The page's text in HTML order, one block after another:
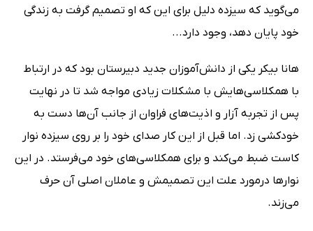
می‌گوید که سیزده دلیل برای این که او تصمیم گرفت به زندگی
خود پایان دهد، وجود دارد...
هانا بیکر یکی از دانش‌آموزان جدید دبیرستان بود که در ارتباط
با همکلاسی‌هایش با مشکلات زیادی مواجه شد تا در نهایت
پس از تجربه آزار و اذیت‌های فراوان از جانب آن‌ها دست به
خودکشی زد. اما قبل از این کار صدای خود را بر روی سیزده نوار
کاست ضبط می‌کند و برای همکلاسی‌های خود می‌فرستد. در این
نوارها درمورد علت این تصمیمش و عاملان اصلی آن حرف
می‌زند.